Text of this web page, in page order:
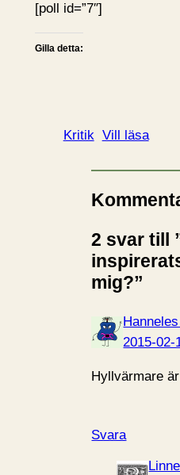
[poll id=”7″]
Gilla detta:
Kritik Vill läsa
2 svar till
mig?”
2015-02-
Hyllvärmare
Svara